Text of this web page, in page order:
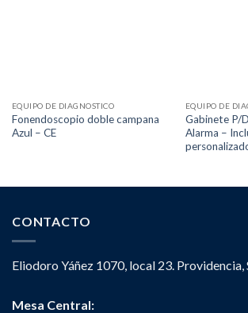
EQUIPO DE DIAGNOSTICO
Fonendoscopio doble campana
Azul – CE
EQUIPO DE
Gabinete P/
Alarma –
CONTACTO
Eliodoro Yáñez 1070, local 23. Providencia,
Mesa Central: